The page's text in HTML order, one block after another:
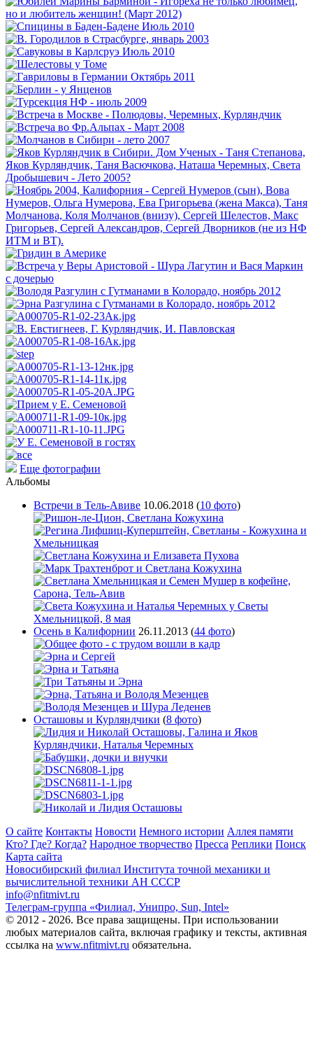
Еще фотографии
Альбомы
Встречи в Тель-Авиве 10.06.2018 (10 фото)
Осень в Калифорнии 26.11.2013 (44 фото)
Осташовы и Курляндчики (8 фото)
О сайте Контакты Новости Немного истории Аллея памяти
Кто? Где? Когда? Народное творчество Пресса Реплики Поиск
Карта сайта
Новосибирский филиал Института точной механики и
вычислительной техники АН СССР
info@nfitmivt.ru
Телеграм-группа «Филиал, Унипро, Sun, Intel»
© 2012 - 2026. Все права защищены. При использовании
любых материалов сайта, включая графику и тексты, активная
ссылка на www.nfitmivt.ru обязательна.